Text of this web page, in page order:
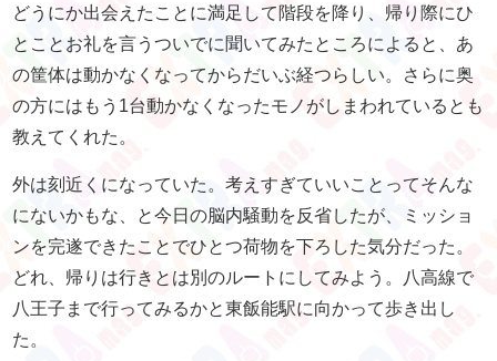
どうにか出会えたことに満足して階段を降り、帰り際にひ
とことお礼を言うついでに聞いてみたところによると、あ
の筐体は動かなくなってからだいぶ経つらしい。さらに奥
の方にはもう1台動かなくなったモノがしまわれているとも
教えてくれた。
外は刻近くになっていた。考えすぎていいことってそんな
にないかもな、と今日の脳内騒動を反省したが、ミッショ
ンを完遂できたことでひとつ荷物を下ろした気分だった。
どれ、帰りは行きとは別のルートにしてみよう。八高線で
八王子まで行ってみるかと東飯能駅に向かって歩き出し
た。